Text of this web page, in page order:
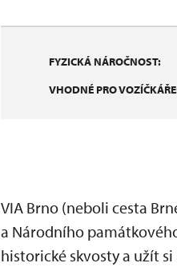
FYZICKÁ NÁROČNOST:
VHODNÉ PRO
VIA Brno (neboli cesta
a Národního
historické skvosty a užít